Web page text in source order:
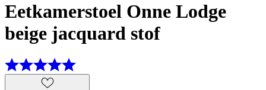
Eetkamerstoel Onne Lodge
beige jacquard stof